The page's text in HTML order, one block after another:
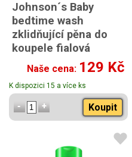
Johnson´s Baby
bedtime wash
zklidňující pěna do
koupele fialová
500ml
Naše cena: 129 Kč
K dispozici 15 a více ks
Koupit